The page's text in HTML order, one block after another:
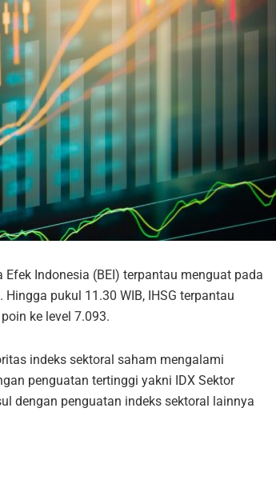
Indonesia (BEI) terpantau menguat pada
pukul 11.30 WIB, IHSG terpantau
ke level 7.093.
indeks sektoral saham mengalami
penguatan tertinggi yakni IDX Sektor
dengan penguatan indeks sektoral lainnya